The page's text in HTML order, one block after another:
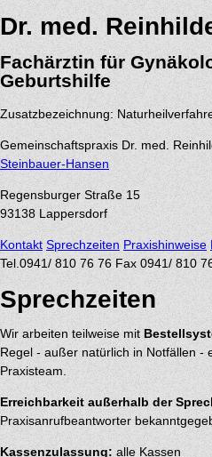
Dr. med.
Fachärztin für
Geburtshilfe
Zusatzbezeichnung:
Gemeinschaftspraxis Dr. med.
Steinbauer-Hansen
Regensburger Straße 15
93138 Lappersdorf
Kontakt Sprechzeiten Praxishinweise
Tel. 0941/ 810 76 76 Fax 0941/ 810
Sprechzeiten
Wir arbeiten teilweise mit
Regel - außer natürlich in Notfällen -
Praxisteam.
Erreichbarkeit außerhalb der
Praxisanrufbeantworter
Kassenzulassung: alle Kassen